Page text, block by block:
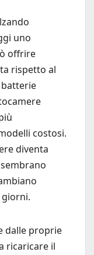
uno
offrire
rispetto al
batterie
costosi.
diventa
dalle proprie
ricaricare il